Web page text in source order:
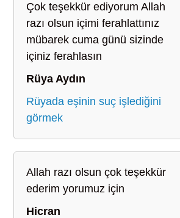
Çok teşekkür ediyorum Allah
razı olsun içimi ferahlattınız
mübarek cuma günü sizinde
içiniz ferahlasın
Rüya Aydın
Rüyada eşinin suç işlediğini
görmek
Allah razı olsun çok teşekkür
ederim yorumuz için
Hicran